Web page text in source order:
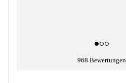
968 Bewertungen